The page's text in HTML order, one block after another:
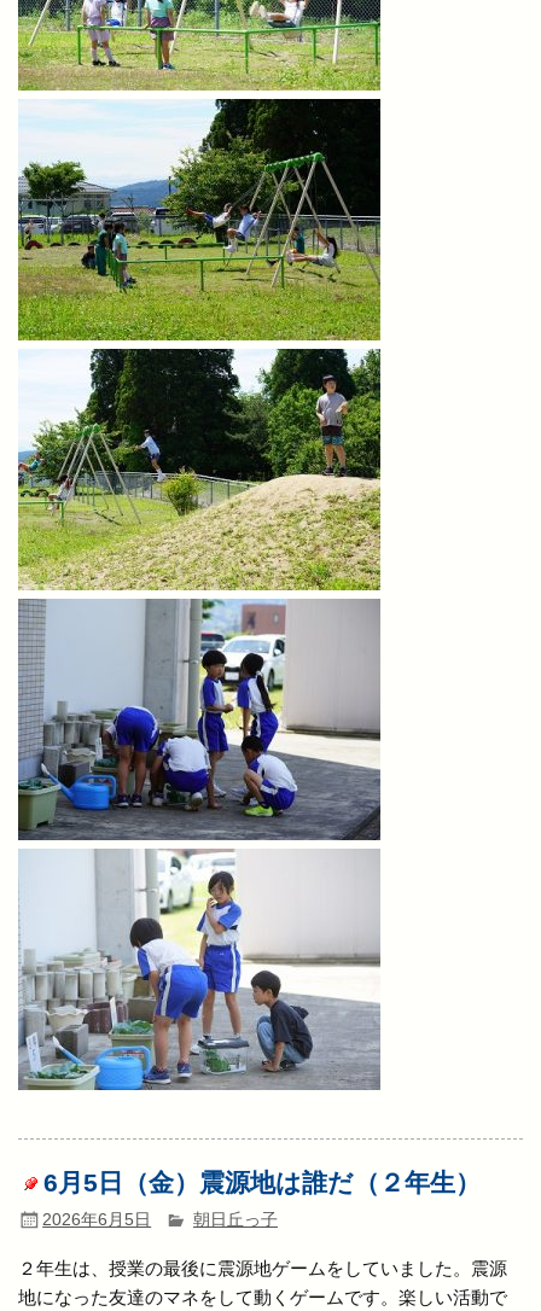
6月5日（金）震源地は誰だ（２年生）
2026年6月5日 朝日丘っ子
２年生は、授業の最後に震源地ゲームをしていました。震源
地になった友達のマネをして動くゲームです。楽しい活動で